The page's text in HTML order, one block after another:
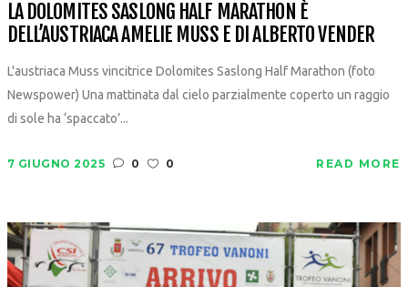
LA DOLOMITES SASLONG HALF MARATHON È
DELL’AUSTRIACA AMELIE MUSS E DI ALBERTO VENDER
L'austriaca Muss vincitrice Dolomites Saslong Half Marathon (foto
Newspower) Una mattinata dal cielo parzialmente coperto un raggio
di sole ha ‘spaccato’...
7 GIUGNO 2025 0 0 READ MORE